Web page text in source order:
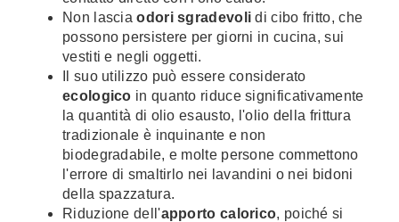
Non lasciaodori sgradevoli di cibo fritto, che
possono persistere per giorni in cucina, sui
vestiti e negli oggetti.
Il suo utilizzo può essere considerato
ecologico in quanto riduce significativamente
la quantità di olio esausto, l'olio della frittura
tradizionale è inquinante e non
biodegradabile, e molte persone commettono
l'errore di smaltirlo nei lavandini o nei bidoni
della spazzatura.
Riduzione dell'apporto calorico, poiché si